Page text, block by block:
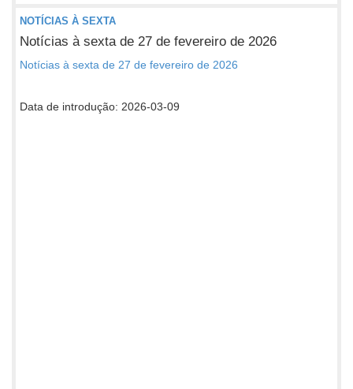
NOTÍCIAS À SEXTA
Notícias à sexta de 27 de fevereiro de 2026
Notícias à sexta de 27 de fevereiro de 2026
Data de introdução: 2026-03-09